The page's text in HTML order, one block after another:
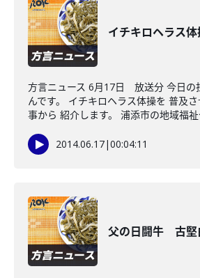
イチキロヘラス
方言ニュース 6月17日 放送分 今日の
んです。 イチキロヘラス体操を 普及
事から 紹介します。 浦添市の地域福
2014.06.17|00:04:11
父の日闘牛 古堅